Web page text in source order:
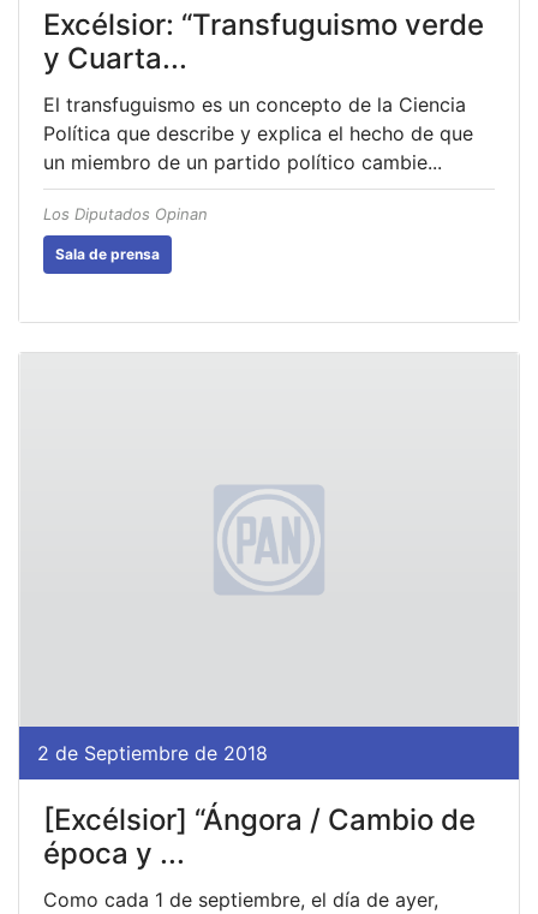
Excélsior: “Transfuguismo verde
y Cuarta...
El transfuguismo es un concepto de la Ciencia
Política que describe y explica el hecho de que
un miembro de un partido político cambie...
Los Diputados Opinan
Sala de prensa
2 de Septiembre de 2018
[Excélsior] “Ángora / Cambio de
época y ...
Como cada 1 de septiembre, el día de ayer,